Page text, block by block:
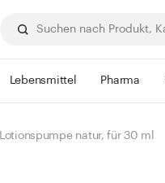
Lebensmittel Pharma
Lotionspumpe natur, für 30 ml